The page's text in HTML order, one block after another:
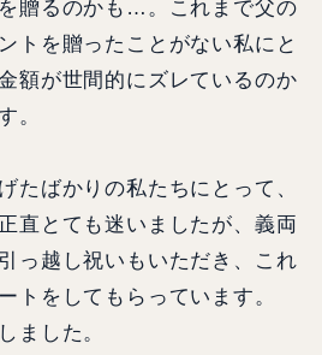
贈るのかも…。これまで父の
トを贈ったことがない私にと
額が世間的にズレているのか
。
たばかりの私たちにとって、
直とても迷いましたが、義両
っ越し祝いもいただき、これ
トをしてもらっています。
ました。